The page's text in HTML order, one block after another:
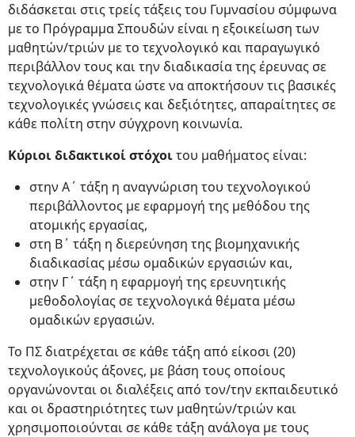
διδάσκεται στις τρείς τάξεις του Γυμνασίου σύμφωνα
με το Πρόγραμμα Σπουδών είναι η εξοικείωση των
μαθητών/τριών με το τεχνολογικό και παραγωγικό
περιβάλλον τους και την διαδικασία της έρευνας σε
τεχνολογικά θέματα ώστε να αποκτήσουν τις βασικές
τεχνολογικές γνώσεις και δεξιότητες, απαραίτητες σε
κάθε πολίτη στην σύγχρονη κοινωνία.
Κύριοι διδακτικοί στόχοιτου μαθήματος είναι:
στην Α΄ τάξη η αναγνώριση του τεχνολογικού
περιβάλλοντος με εφαρμογή της μεθόδου της
ατομικής εργασίας,
στη Β΄ τάξη η διερεύνηση της βιομηχανικής
διαδικασίας μέσω ομαδικών εργασιών και,
στην Γ΄ τάξη η εφαρμογή της ερευνητικής
μεθοδολογίας σε τεχνολογικά θέματα μέσω
ομαδικών εργασιών.
Το ΠΣ διατρέχεται σε κάθε τάξη από είκοσι (20)
τεχνολογικούς άξονες, με βάση τους οποίους
οργανώνονται οι διαλέξεις από τον/την εκπαιδευτικό
και οι δραστηριότητες των μαθητών/τριών και
χρησιμοποιούνται σε κάθε τάξη ανάλογα με τους